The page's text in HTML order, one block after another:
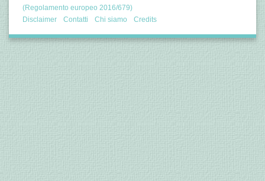
(Regolamento europeo 2016/679)
Disclaimer
Contatti Chi siamo Credits